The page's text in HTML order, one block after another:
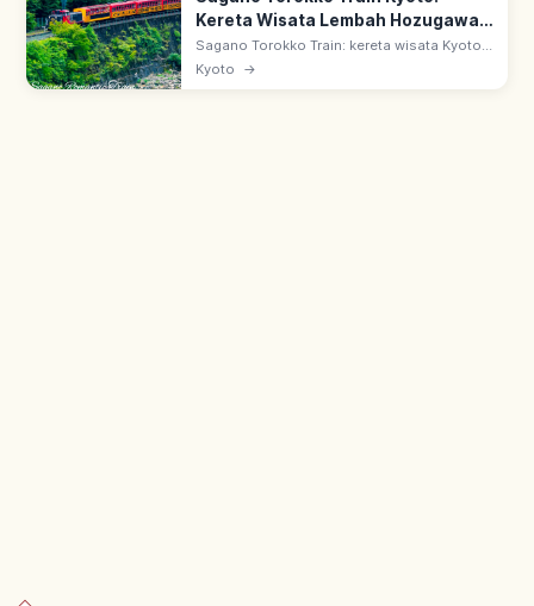
Kereta Wisata Lembah Hozugawa,
Tips Berkunjung
Sagano Torokko Train: kereta wisata Kyoto
7,3 km dari Stasiun Torokko Saga ke
Kameoka. Sejak 1991 di bekas jalur JR Sanin
Kyoto →